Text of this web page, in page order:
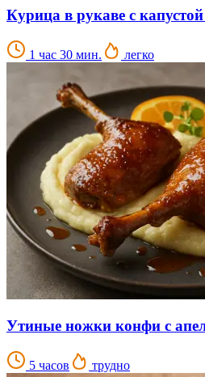
Курица в рукаве с
1 час 30 мин. легко
Утиные ножки конфи с
5 часов трудно